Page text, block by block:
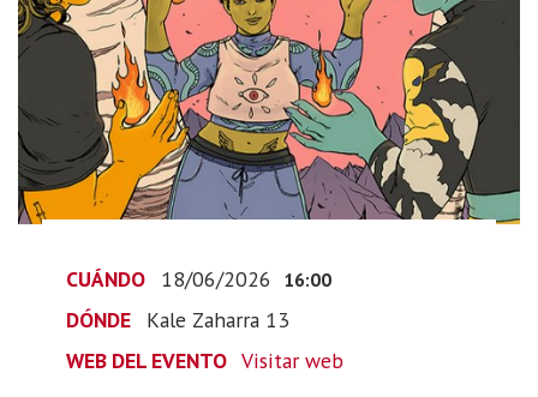
de
cortometrajes
festival
“Zinegoak”
2026-
06-
18T18:00:00+02:00
18T18:00:00+02:00
CUÁNDO 18/06/2026 16:00
DÓNDE
Kale Zaharra 13
WEB DEL EVENTO Visitar web